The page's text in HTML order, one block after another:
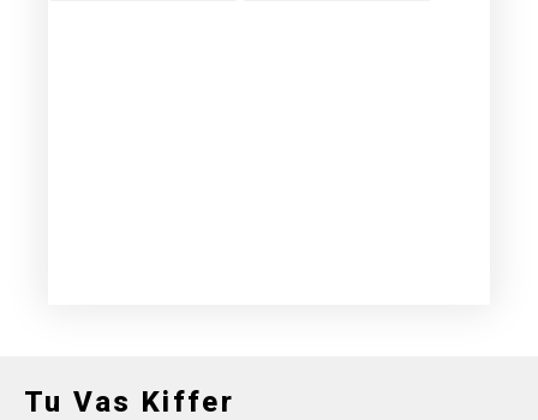
Tu Vas Kiffer